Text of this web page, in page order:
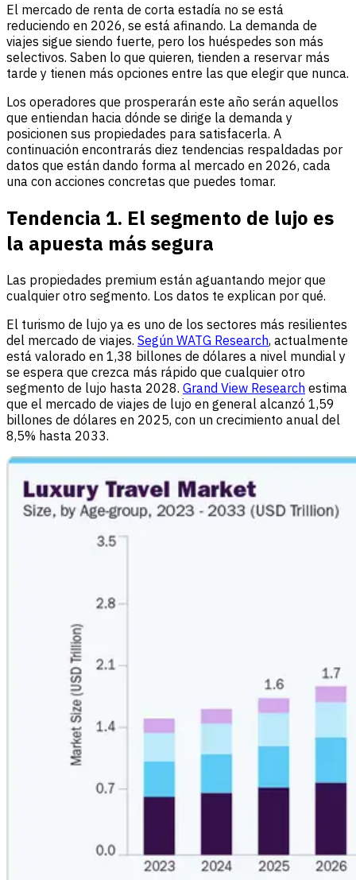
El mercado de renta de corta estadía no se está
reduciendo en 2026, se está afinando. La demanda de
viajes sigue siendo fuerte, pero los huéspedes son más
selectivos. Saben lo que quieren, tienden a reservar más
tarde y tienen más opciones entre las que elegir que nunca.
Los operadores que prosperarán este año serán aquellos
que entiendan hacia dónde se dirige la demanda y
posicionen sus propiedades para satisfacerla. A
continuación encontrarás diez tendencias respaldadas por
datos que están dando forma al mercado en 2026, cada
una con acciones concretas que puedes tomar.
Tendencia 1. El segmento de lujo es
la apuesta más segura
Las propiedades premium están aguantando mejor que
cualquier otro segmento. Los datos te explican por qué.
El turismo de lujo ya es uno de los sectores más resilientes
del mercado de viajes. Según WATG Research, actualmente
está valorado en 1,38 billones de dólares a nivel mundial y
se espera que crezca más rápido que cualquier otro
segmento de lujo hasta 2028. Grand View Research estima
que el mercado de viajes de lujo en general alcanzó 1,59
billones de dólares en 2025, con un crecimiento anual del
8,5% hasta 2033.